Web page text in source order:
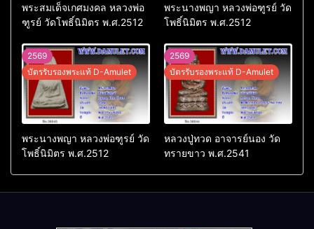
พระสมเด็จเกศมงคล หลวงพ่อ
ฑูรย์ วัดโพธิ์นิมิตร พ.ศ.2512
พระนางพญา หลวงพ่อฑูรย์ วัด
โพธิ์นิมิตร พ.ศ.2512
2569
บัตรรับรองพระแท้ D-Amulet
พระนางพญา หลวงพ่อฑูรย์ วัด
โพธิ์นิมิตร พ.ศ.2512
2569
บัตรรับรองพระแท้ D-Amulet
หลวงปู่ทวด อาจารย์นอง วัด
ทรายขาว พ.ศ.2541